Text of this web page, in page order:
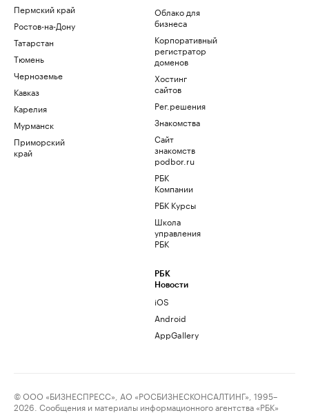
Пермский край
Ростов-на-Дону
Татарстан
Тюмень
Черноземье
Кавказ
Карелия
Мурманск
Приморский
край
Облако для
бизнеса
Корпоративный
регистратор
доменов
Хостинг
сайтов
Рег.решения
Знакомства
Сайт
знакомств
podbor.ru
РБК
Компании
РБК Курсы
Школа
управления
РБК
РБК
Новости
iOS
Android
AppGallery
© ООО «БИЗНЕСПРЕСС», АО «РОСБИЗНЕСКОНСАЛТИНГ», 1995–
2026. Сообщения и материалы информационного агентства «РБК»